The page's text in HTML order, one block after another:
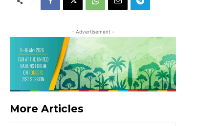
- Advertisement -
More Articles